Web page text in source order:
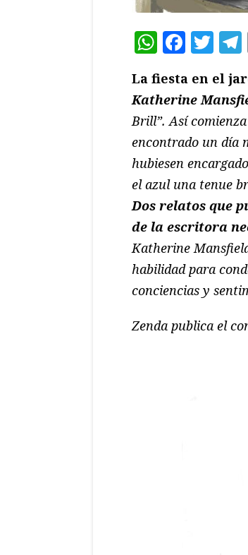
La fiesta en el
Katherine
Brill”. Así
encontrado un día
hubiesen
el azul una tenue
Dos relatos que
de la escritora
Katherine
habilidad para
conciencias y
Zenda publica el